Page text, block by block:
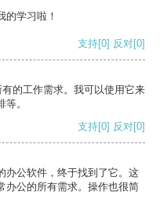
的学习啦！
支持[0] 反对[0]
的工作需求。我可以使用它来
。
支持[0] 反对[0]
办公软件，终于找到了它。这
办公的所有需求。操作也很简